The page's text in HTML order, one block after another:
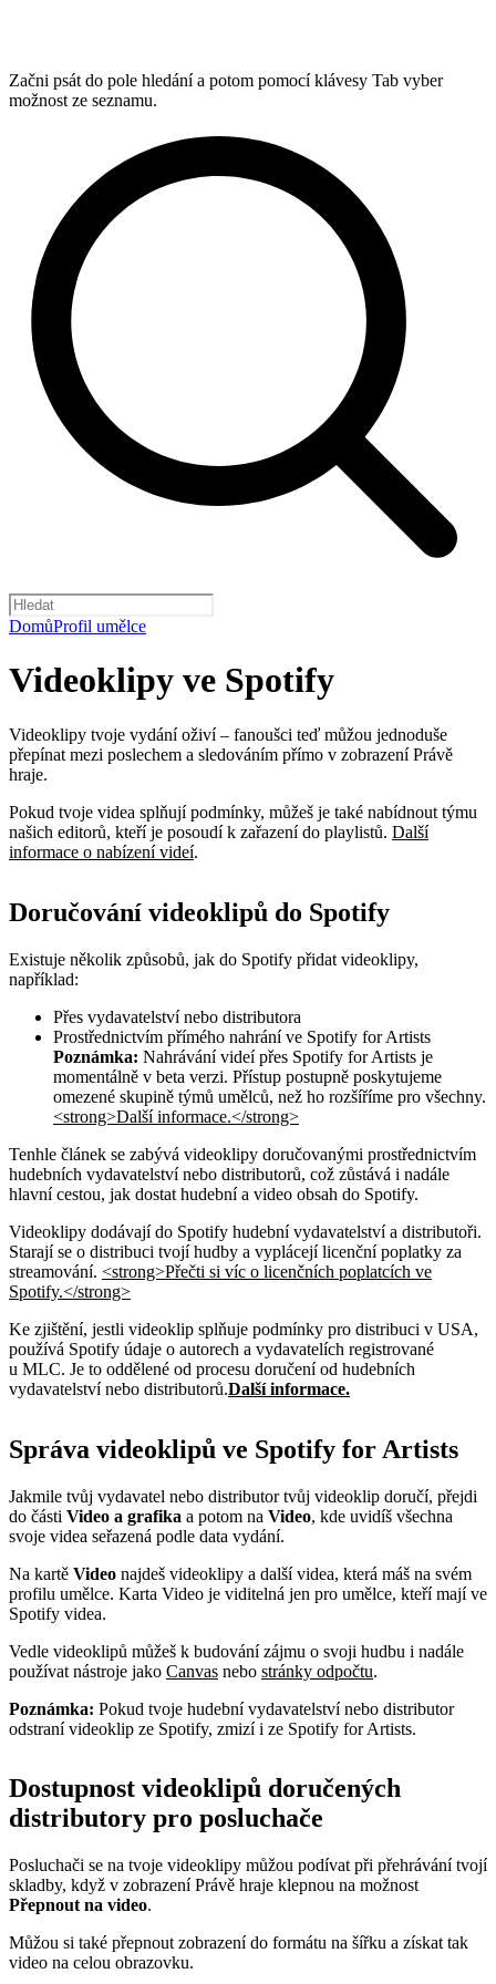
Začni psát do pole hledání a potom pomocí klávesy Tab vyber
možnost ze seznamu.
DomůProfil umělce
Videoklipy ve Spotify
Videoklipy tvoje vydání oživí – fanoušci teď můžou jednoduše
přepínat mezi poslechem a sledováním přímo v zobrazení Právě
hraje.
Pokud tvoje videa splňují podmínky, můžeš je také nabídnout týmu
našich editorů, kteří je posoudí k zařazení do playlistů. Další
informace o nabízení videí.
Doručování videoklipů do Spotify
Existuje několik způsobů, jak do Spotify přidat videoklipy,
například:
Přes vydavatelství nebo distributora
Prostřednictvím přímého nahrání ve Spotify for Artists
Poznámka: Nahrávání videí přes Spotify for Artists je
momentálně v beta verzi. Přístup postupně poskytujeme
omezené skupině týmů umělců, než ho rozšíříme pro všechny.
<strong>Další informace.</strong>
Tenhle článek se zabývá videoklipy doručovanými prostřednictvím
hudebních vydavatelství nebo distributorů, což zůstává i nadále
hlavní cestou, jak dostat hudební a video obsah do Spotify.
Videoklipy dodávají do Spotify hudební vydavatelství a distributoři.
Starají se o distribuci tvojí hudby a vyplácejí licenční poplatky za
streamování. <strong>Přečti si víc o licenčních poplatcích ve
Spotify.</strong>
Ke zjištění, jestli videoklip splňuje podmínky pro distribuci v USA,
používá Spotify údaje o autorech a vydavatelích registrované
u MLC. Je to oddělené od procesu doručení od hudebních
vydavatelství nebo distributorů.Další informace.
Správa videoklipů ve Spotify for Artists
Jakmile tvůj vydavatel nebo distributor tvůj videoklip doručí, přejdi
do části Video a grafika a potom na Video, kde uvidíš všechna
svoje videa seřazená podle data vydání.
Na kartě Video najdeš videoklipy a další videa, která máš na svém
profilu umělce. Karta Video je viditelná jen pro umělce, kteří mají ve
Spotify videa.
Vedle videoklipů můžeš k budování zájmu o svoji hudbu i nadále
používat nástroje jako Canvas nebo stránky odpočtu.
Poznámka: Pokud tvoje hudební vydavatelství nebo distributor
odstraní videoklip ze Spotify, zmizí i ze Spotify for Artists.
Dostupnost videoklipů doručených
distributory pro posluchače
Posluchači se na tvoje videoklipy můžou podívat při přehrávání tvojí
skladby, když v zobrazení Právě hraje klepnou na možnost
Přepnout na video.
Můžou si také přepnout zobrazení do formátu na šířku a získat tak
video na celou obrazovku.